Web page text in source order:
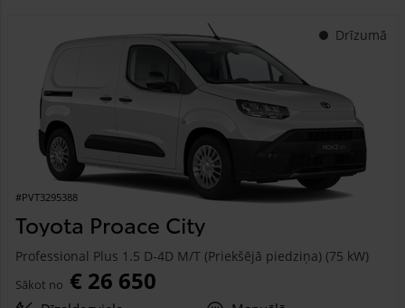
Drīzumā
#PVT3295388
Toyota Proace City
Professional Plus 1.5 D-4D M/T (Priekšējā piedziņa) (75 kW)
Sākot no € 26 650